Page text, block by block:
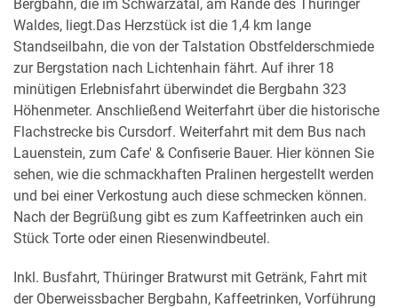
Bergbahn, die im Schwarzatal, am Rande des Thüringer
Waldes, liegt.Das Herzstück ist die 1,4 km lange
Standseilbahn, die von der Talstation Obstfelderschmiede
zur Bergstation nach Lichtenhain fährt. Auf ihrer 18
minütigen Erlebnisfahrt überwindet die Bergbahn 323
Höhenmeter. Anschließend Weiterfahrt über die historische
Flachstrecke bis Cursdorf. Weiterfahrt mit dem Bus nach
Lauenstein, zum Cafe' & Confiserie Bauer. Hier können Sie
sehen, wie die schmackhaften Pralinen hergestellt werden
und bei einer Verkostung auch diese schmecken können.
Nach der Begrüßung gibt es zum Kaffeetrinken auch ein
Stück Torte oder einen Riesenwindbeutel.
Inkl. Busfahrt, Thüringer Bratwurst mit Getränk, Fahrt mit
der Oberweissbacher Bergbahn, Kaffeetrinken, Vorführung